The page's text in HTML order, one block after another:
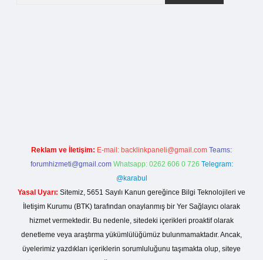
Reklam ve İletişim: E-mail: backlinkpaneli@gmail.com Teams:
forumhizmeti@gmail.com Whatsapp: 0262 606 0 726 Telegram:
@karabul
Yasal Uyarı: Sitemiz, 5651 Sayılı Kanun gereğince Bilgi Teknolojileri ve
İletişim Kurumu (BTK) tarafından onaylanmış bir Yer Sağlayıcı olarak
hizmet vermektedir. Bu nedenle, sitedeki içerikleri proaktif olarak
denetleme veya araştırma yükümlülüğümüz bulunmamaktadır. Ancak,
üyelerimiz yazdıkları içeriklerin sorumluluğunu taşımakta olup, siteye